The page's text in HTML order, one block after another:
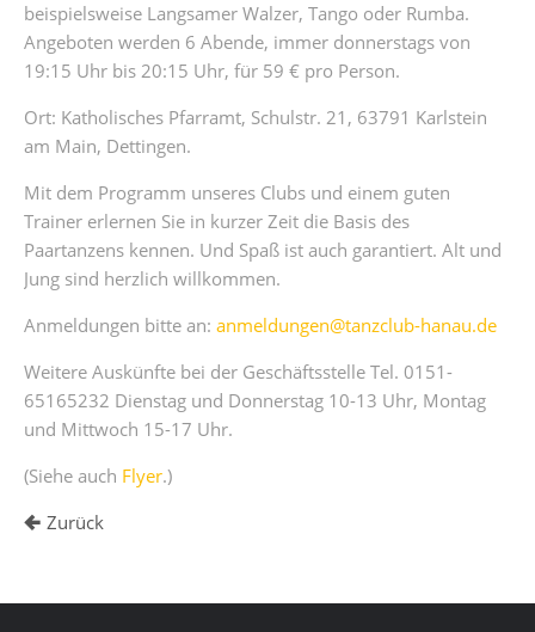
beispielsweise Langsamer Walzer, Tango oder Rumba.
Angeboten werden 6 Abende, immer donnerstags von
19:15 Uhr bis 20:15 Uhr, für 59 € pro Person.
Ort: Katholisches Pfarramt, Schulstr. 21, 63791 Karlstein
am Main, Dettingen.
Mit dem Programm unseres Clubs und einem guten
Trainer erlernen Sie in kurzer Zeit die Basis des
Paartanzens kennen. Und Spaß ist auch garantiert. Alt und
Jung sind herzlich willkommen.
Anmeldungen bitte an: anmeldungen@tanzclub-hanau.de
Weitere Auskünfte bei der Geschäftsstelle Tel. 0151-
65165232 Dienstag und Donnerstag 10-13 Uhr, Montag
und Mittwoch 15-17 Uhr.
(Siehe auch Flyer.)
Zurück